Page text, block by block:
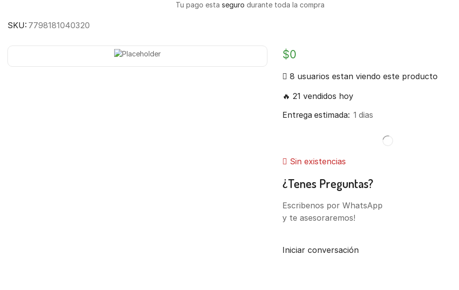
Tu pago esta seguro durante toda la compra
SKU: 7798181040320
$0
8 usuarios estan viendo este producto
🔥 21 vendidos hoy
Entrega estimada: 1 dias
Sin existencias
¿Tenes Preguntas?
Escribenos por WhatsApp
y te asesoraremos!
Iniciar conversación